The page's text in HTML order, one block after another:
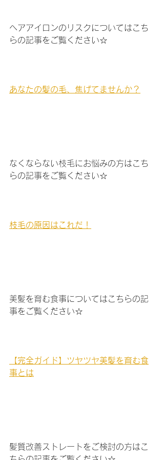
ヘアアイロンのリスクについてはこち
らの記事をご覧ください☆
あなたの髪の毛、焦げてませんか？
なくならない枝毛にお悩みの方はこち
らの記事をご覧ください☆
枝毛の原因はこれだ！
美髪を育む食事についてはこちらの記
事をご覧ください☆
【完全ガイド】ツヤツヤ美髪を育む食
事とは
髪質改善ストレートをご検討の方はこ